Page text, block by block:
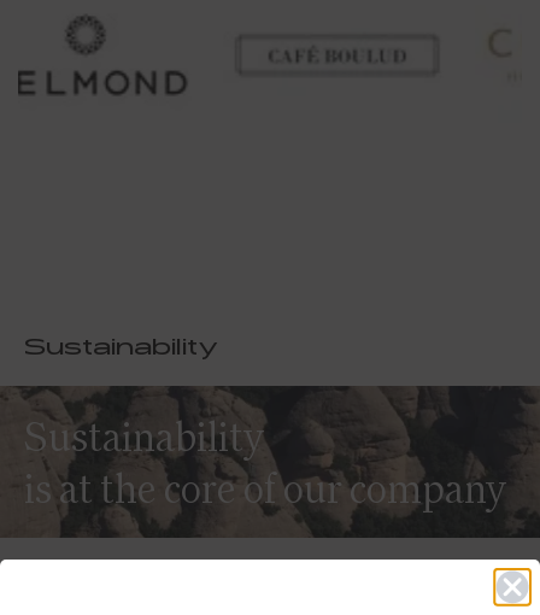
Sustainability
Sustainability
is at the core of our company